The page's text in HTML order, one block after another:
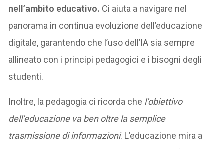
nell’ambito educativo. Ci aiuta a navigare nel
panorama in continua evoluzione dell’educazione
digitale, garantendo che l’uso dell’IA sia sempre
allineato con i principi pedagogici e i bisogni degli
studenti.
Inoltre, la pedagogia ci ricorda che l’obiettivo
dell’educazione va ben oltre la semplice
trasmissione di informazioni. L’educazione mira a